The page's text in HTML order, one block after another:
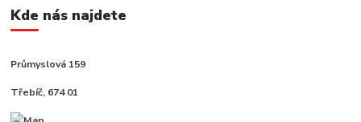
Kde nás najdete
Průmyslová 159
Třebíč, 674 01